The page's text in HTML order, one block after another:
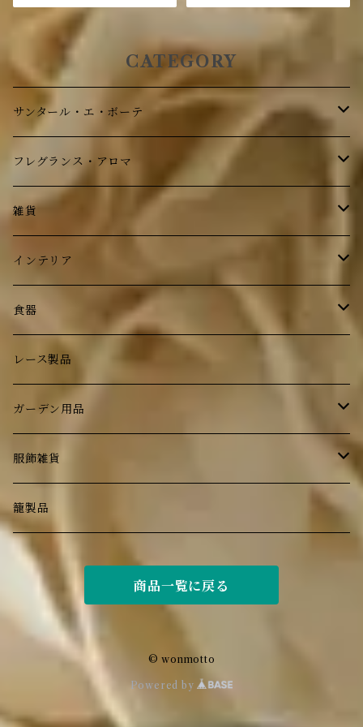
CATEGORY
サンタール・エ・ボーテ
ボディケア
フレグランス
フレグランス・アロマ
ボディケア
フレグランス
雑貨
ステーショナリー
フォトフレーム
トレイ
小物入れ
ティーコジ―
花器
洗面用品
インテリア
鏡
時計
照明
壁掛け
book
家具
食器
ルドゥーテ ローズ
ブラウンベティ―
ガラス食器
カトラリー
レース製品
ガーデン用品
ランプ・ライト
オブジェ
植栽
服飾雑貨
エプロン
バッグ
籠製品
商品一覧に戻る
© wonmotto
Powered by